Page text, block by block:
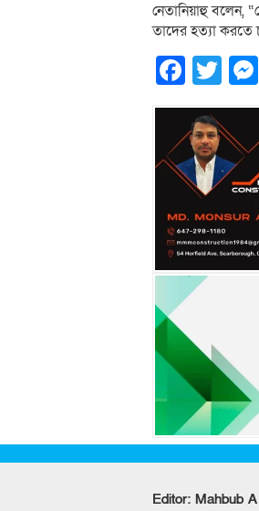
নেতানিয়াহু বলেন,
তাদের হত্যা করতে
Editor: Mahbub